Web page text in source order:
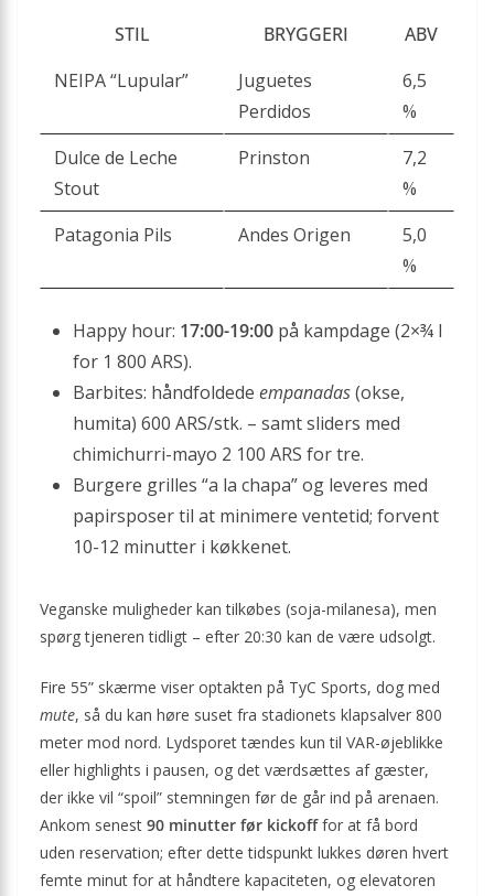
STIL BRYGGERI
ABV
NEIPA “Lupular”
Juguetes
Perdidos
6,5
%
Dulce de Leche
Stout
Prinston
7,2
%
Patagonia Pils
Andes Origen
5,0
%
Happy hour: 17:00-19:00 på kampdage (2×¾ l
for 1 800 ARS).
Barbites: håndfoldede empanadas(okse,
humita) 600 ARS/stk. – samt sliders med
chimichurri-mayo 2 100 ARS for tre.
Burgere grilles “a la chapa” og leveres med
papirsposer til at minimere ventetid; forvent
10-12 minutter i køkkenet.
Veganske muligheder kan tilkøbes (soja-milanesa), men
spørg tjeneren tidligt – efter 20:30 kan de være udsolgt.
Fire 55” skærme viser optakten på TyC Sports, dog med
mute, så du kan høre suset fra stadionets klapsalver 800
meter mod nord. Lydsporet tændes kun til VAR-øjeblikke
eller highlights i pausen, og det værdsættes af gæster,
der ikke vil “spoil” stemningen før de går ind på arenaen.
Ankom senest 90 minutter før kickofffor at få bord
uden reservation; efter dette tidspunkt lukkes døren hvert
femte minut for at håndtere kapaciteten, og elevatoren